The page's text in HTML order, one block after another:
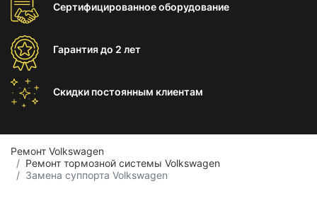
Сертифицированноеоборудование
Гарантиядо 2 лет
Скидки постоянным клиентам
Ремонт Volkswagen
Ремонт тормозной системы Volkswagen
Замена суппорта Volkswagen